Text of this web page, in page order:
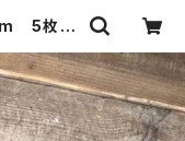
5枚/1
ド | 51